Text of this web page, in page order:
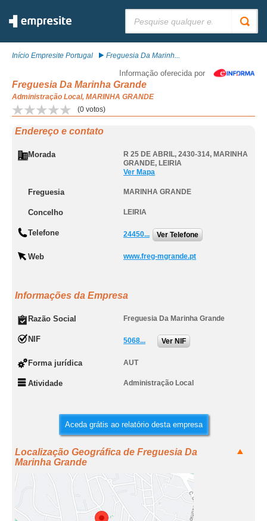
Início Empresite Portugal Freguesia Da Marinh...
Informação oferecida por
Freguesia Da Marinha Grande
Administração Local, MARINHA GRANDE
(0 votos)
Endereço e contato
Morada R 25 DE ABRIL, 2430-314, MARINHA
GRANDE, LEIRIA
Ver Mapa
Freguesia MARINHA GRANDE
Concelho LEIRIA
Telefone 24450... Ver Telefone
Web www.freg-mgrande.pt
Informações da Empresa
Razão Social Freguesia Da Marinha Grande
NIF 5068... Ver NIF
Forma jurídica AUT
Atividade Administração Local
Aceda grátis ao relatório desta empresa
Localização Geográfica de Freguesia Da
Marinha Grande